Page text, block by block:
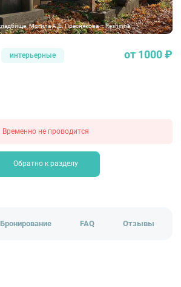
Могила А.Е. Преснякова – Reshinna
интерьерные от 1000 ₽
Временно не проводится
Обратно к разделу
Бронирование FAQ Отзывы